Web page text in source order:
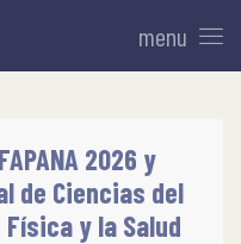
menu
2026 y
de Ciencias del
y la Salud